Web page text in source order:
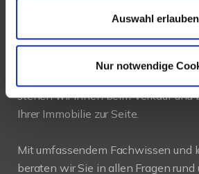
Auswahl erlauben
Nur notwendige
PROFIL
stehen wir Ihnen beim Verkauf und
Ihrer Immobilie zur Seite.
Mit umfassendem Fachwissen und
beraten wir Sie in allen Fragen rund